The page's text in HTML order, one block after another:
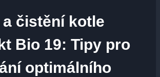
a čistění kotle
Bio 19: Tipy pro
optimálního